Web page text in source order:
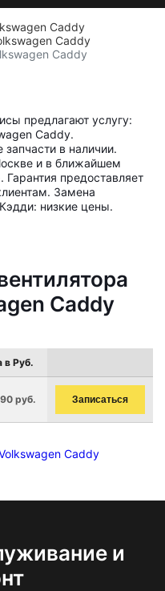
Caddy
Caddy
Caddy
предлагают услугу:
Caddy.
в наличии.
и в ближайшем
предоставляет
Замена
низкие цены.
Caddy
в Руб.
руб. Записаться
Caddy
и